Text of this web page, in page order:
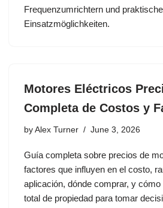
Frequenzumrichtern und praktische
Einsatzmöglichkeiten.
Motores Eléctricos
Completa de Costos y
by Alex Turner June 3, 2026
Guía completa sobre precios de
factores que influyen en el costo,
aplicación, dónde comprar, y
total de propiedad para tomar